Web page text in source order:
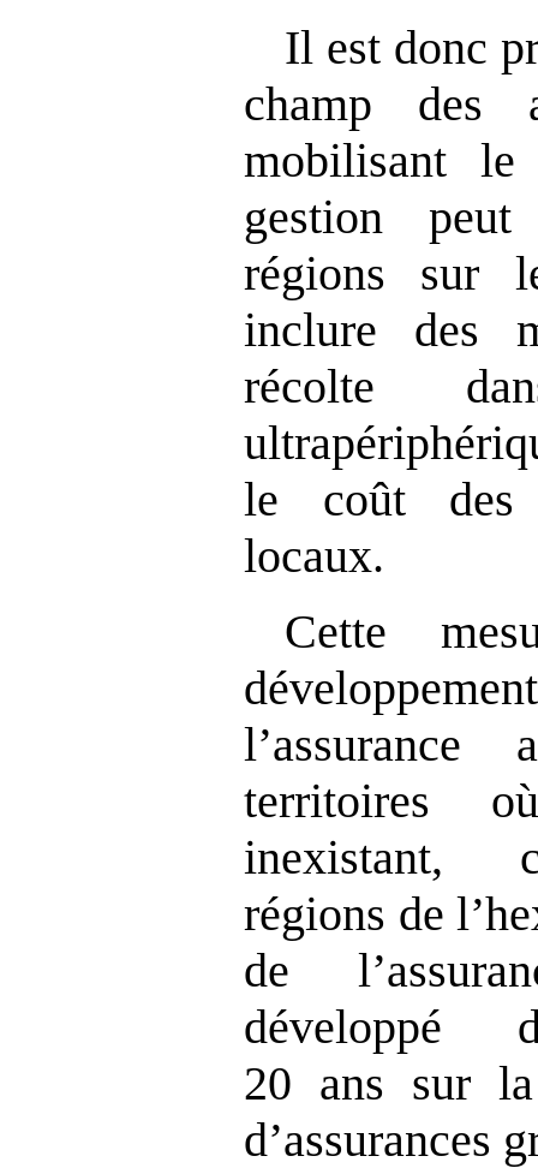
Il est donc
champ des
mobilisant
gestion
régions sur
inclure des
récolte
le coût des
locaux.
Cette
l’assurance
territoires
inexistant,
régions de
de
développé
20 ans sur la
d’assurances